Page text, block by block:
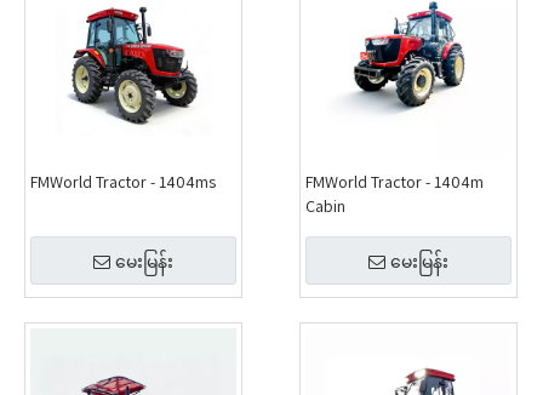
FMWorld Tractor - 1404ms
မေးမြန်း
FMWorld Tractor - 1404m
Cabin
မေးမြန်း